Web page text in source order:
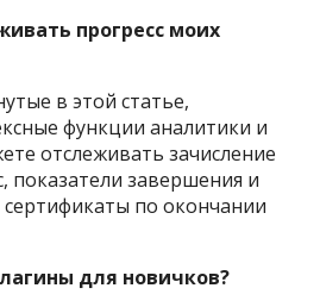
прогресс моих
в этой статье,
функции аналитики и
отслеживать зачисление
показатели завершения и
по окончании
для новичков?